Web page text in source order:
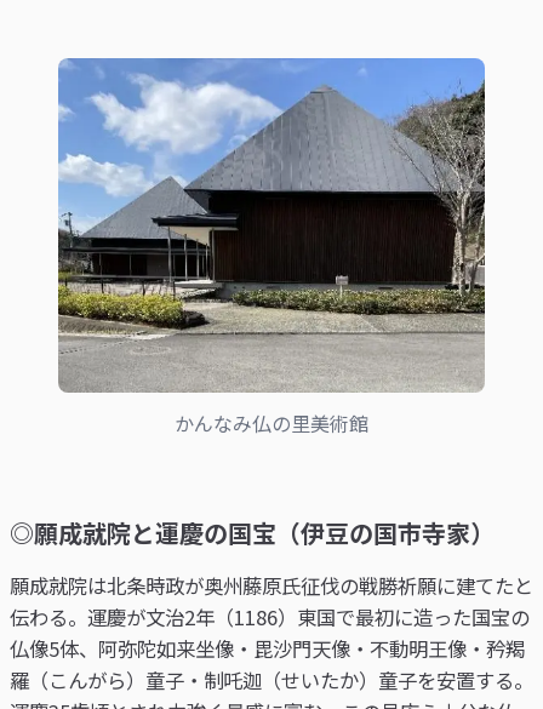
かんなみ仏の里美術館
◎願成就院と運慶の国宝（伊豆の国市寺家）
願成就院は北条時政が奥州藤原氏征伐の戦勝祈願に建てたと
伝わる。運慶が文治2年（1186）東国で最初に造った国宝の
仏像5体、阿弥陀如来坐像・毘沙門天像・不動明王像・矜羯
羅（こんがら）童子・制吒迦（せいたか）童子を安置する。